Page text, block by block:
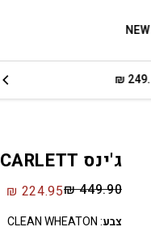
NEW
ג'ינס SCARLETT סקיני
₪449.90
₪ 224.95
צבע:
CLEAN WHEATON